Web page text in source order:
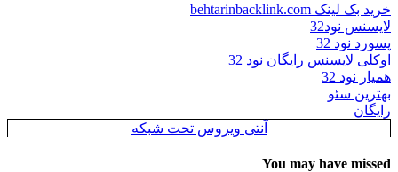
خرید بک لینک behtarinbacklink.com
لایسنس نود32
پسورد نود 32
اوکلی لایسنس رایگان نود 32
همیار نود 32
بهترین سئو
رایگان
آنتی ویروس تحت شبکه
You may have missed